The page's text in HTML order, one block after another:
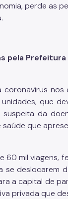
perde as
.
pela Prefeitura
que
da
que
60 mil viagens,
deslocarem
a capital de
privada que